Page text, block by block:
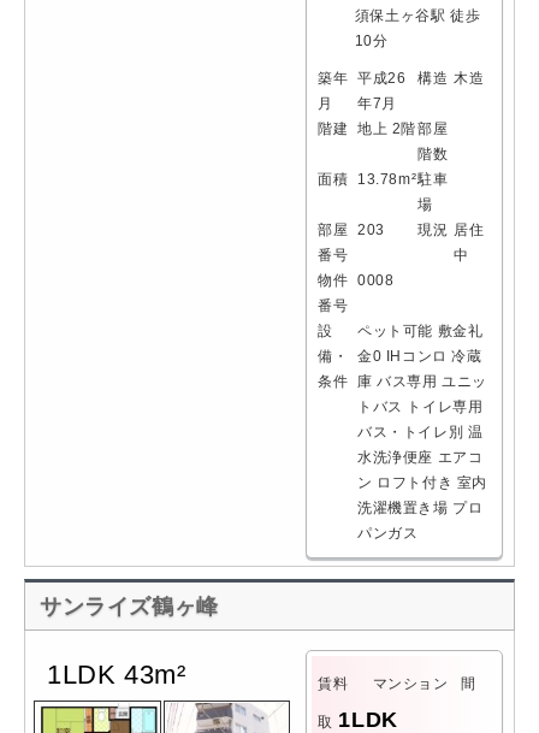
須保土ヶ谷駅 徒歩
10分
築年
月
平成26
年7月
構造 木造
階建 地上 2階部屋
階数
面積
13.78m²駐車
場
部屋
番号
203 現況 居住
中
物件
番号
0008
設
備・
条件
ペット可能 敷金礼
金0
IHコンロ 冷蔵
庫 バス専用 ユニッ
トバス
トイレ専用
バス・トイレ別 温
水洗浄便座 エアコ
ン ロフト付き 室内
洗濯機置き場 プロ
パンガス
サンライズ鶴ヶ峰
1LDK 43m² 賃料 マンション 間
取 1LDK